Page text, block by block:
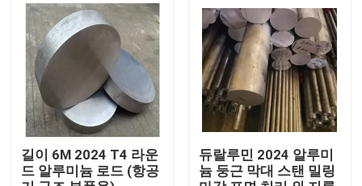
집
제품
동영상
VR 쇼
길이 6M 2024 T4 라운
드 알루미늄 로드 (항공
듀랄루민 2024 알루미
늄 둥근 막대 스탠 밀링